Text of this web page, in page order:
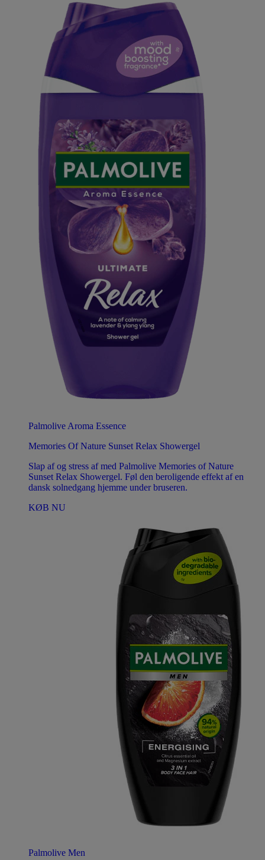
Palmolive Aroma Essence
Memories Of Nature Sunset Relax Showergel
Slap af og stress af med Palmolive Memories of Nature
Sunset Relax Showergel. Føl den beroligende effekt af en
dansk solnedgang hjemme under bruseren.
KØB NU
Palmolive Men